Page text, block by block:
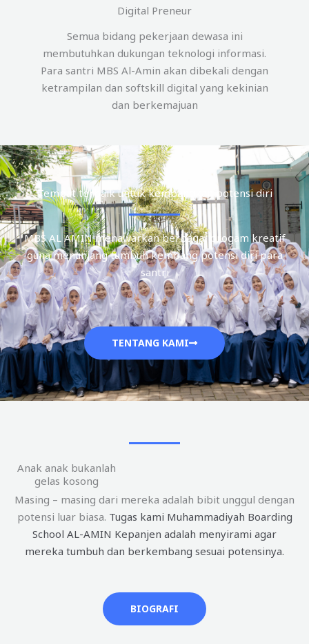
Digital Preneur
Semua bidang pekerjaan dewasa ini
membutuhkan dukungan teknologi informasi.
Para santri MBS Al-Amin akan dibekali dengan
ketrampilan dan softskill digital yang kekinian
dan berkemajuan
Tempat terbaik untuk kembangkan potensi diri
MBS AL AMIN menawarkan berbagai progam kreatif
guna menunjang tumbuh kembang potensi diri para
santri
TENTANG KAMI
Anak anak bukanlah
gelas kosong
Masing – masing dari mereka adalah bibit unggul dengan
potensi luar biasa. Tugas kami Muhammadiyah Boarding
School AL-AMIN Kepanjen adalah menyirami agar
mereka tumbuh dan berkembang sesuai potensinya.
BIOGRAFI